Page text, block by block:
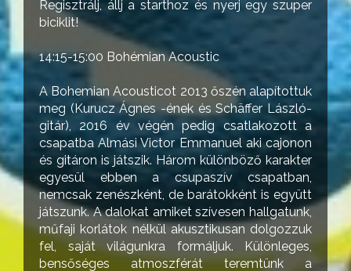
Regisztrálj, állj a starthoz és nyerj egy szuper
biciklit!
14:15-15:00 Bohémian Acoustic
A Bohemian Acousticot 2013 őszén alapítottuk
meg (Kurucz Ágnes -ének és Schäffer László-
gitár), 2016 év végén pedig csatlakozott a
csapatba Almási Victor Emmanuel aki cajonon
és gitáron is játszik. Három különböző karakter
egyesül ebben a csupaszív csapatban,
nemcsak zenészként, de barátokként is együtt
játszunk. A dalokat amiket szívesen hallgatunk,
műfaji korlátok nélkül akusztikusan dolgozzuk
fel, saját világunkra formáljuk. Különleges,
bensőséges atmoszférát teremtünk a